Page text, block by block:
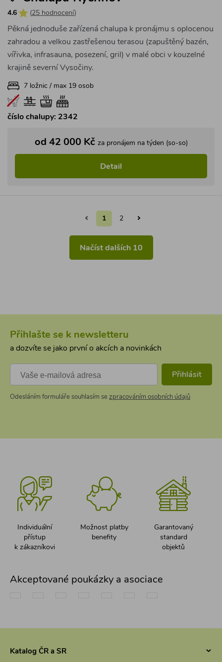
4.6 (25 hodnocení)
Pěkná jednoduše zařízená chalupa k pronájmu s oplocenou
zahradou a velkou zastřešenou terasou (zapuštěný bazén,
vířivka, infrasauna, posezení, gril) v malé obci v kouzelné
krajině severní Vysočiny.
7 ložnic / max 19 osob
číslo chalupy: 2342
od 42 000 Kč za pronájem na týden (so-so)
Detail
1 2
Načíst dalších 10
Přihlašte se k newsletteru
a dozvíte se jako první o akcích a novinkách
Přihlásit
Odesláním formuláře souhlasím se zpracováním osobních údajů
Individuální
přístup
k zákazníkovi
Možnost platby
benefity
Garantovaný
standard
objektů
Akceptované poukázky a asociace
Katalog ČR a SR